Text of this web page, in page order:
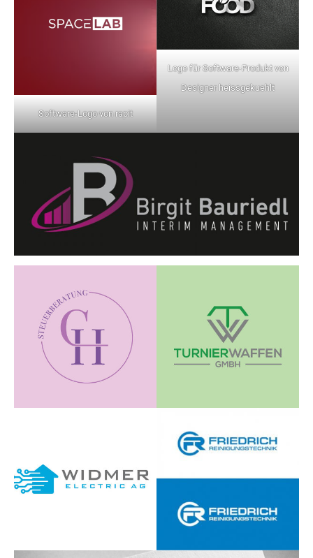
Software-Logo von rapit
Logo für Software-Produkt von
Designer heissgekuehlt